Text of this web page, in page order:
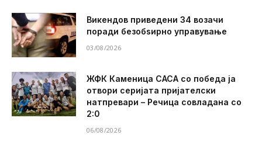
Викендов приведени 34 возачи
поради безобѕирно управување
03/08/2026
ЖФК Каменица САСА со победа ја
отвори серијата пријателски
натпревари – Речица совладана со
2:0
06/08/2026